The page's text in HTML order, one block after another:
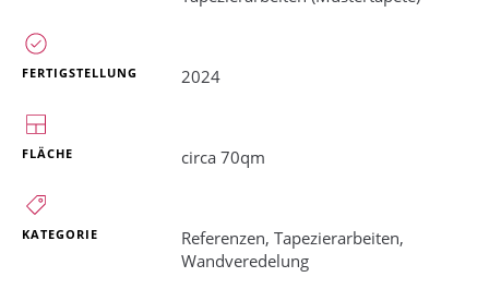
FERTIGSTELLUNG 2024
FLÄCHE circa 70qm
KATEGORIE Referenzen, Tapezierarbeiten,
Wandveredelung